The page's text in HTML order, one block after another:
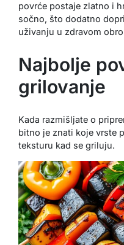
povrće postaje zlatno i
sočno, što dodatno
uživanju u zdravom
Najbolje
grilovanje
Kada razmišljate o
bitno je znati koje vrste
teksturu kad se griluju.